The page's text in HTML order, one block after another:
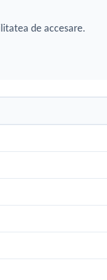
de accesare.